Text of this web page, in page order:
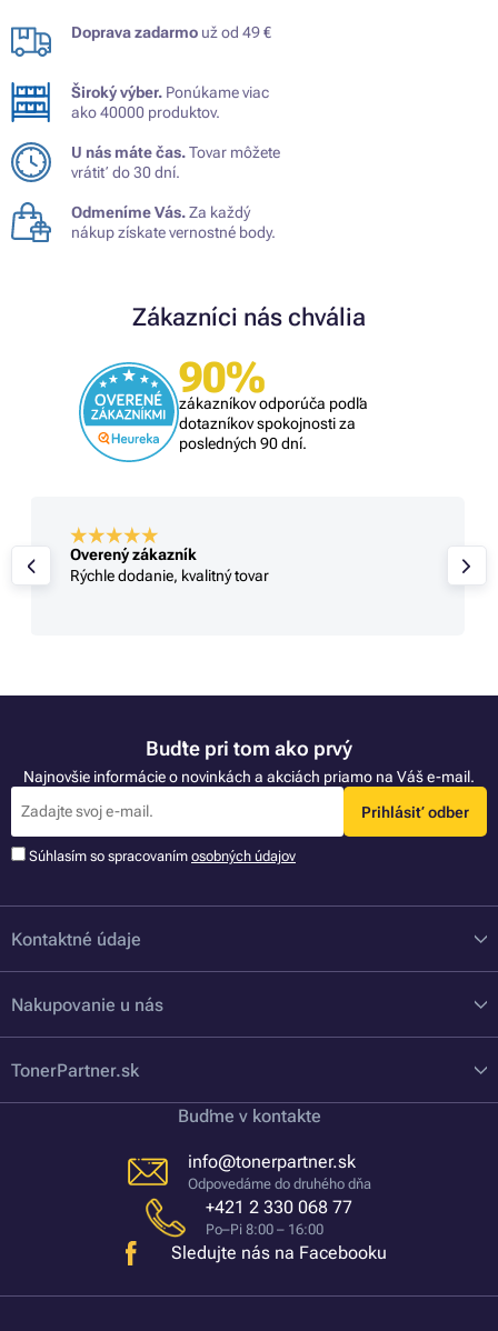
Doprava zadarmo už od 49 €
Široký výber. Ponúkame viac
ako 40000 produktov.
U nás máte čas.Tovar môžete
vrátiť do 30 dní.
Odmeníme Vás.Za každý
nákup získate vernostné body.
Zákazníci nás chvália
90%
zákazníkov odporúča podľa
dotazníkov spokojnosti za
posledných 90 dní.
Overený zákazník
Rýchle dodanie, kvalitný tovar
Buďte pri tom ako prvý
Najnovšie informácie o novinkách a akciách priamo na Váš e-mail.
Prihlásiť odber
Súhlasím so spracovaním osobných údajov
Kontaktné údaje
Nakupovanie u nás
TonerPartner.sk
Buďme v kontakte
info@tonerpartner.sk
Odpovedáme do druhého dňa
+421 2 330 068 77
Po–Pi 8:00 – 16:00
Sledujte nás na Facebooku